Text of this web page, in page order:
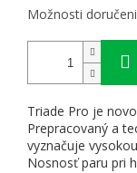
Možnosti
Triade Pro je
Prepracovaný a
vyznačuje
Nosnosť paru pri